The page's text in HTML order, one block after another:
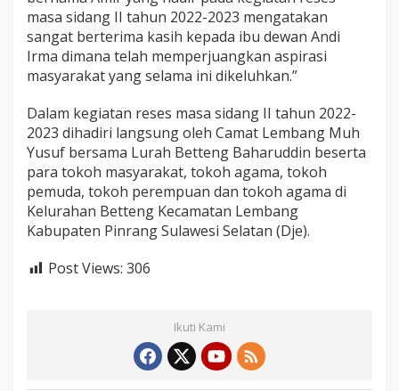
a
n
g
D
a
S
a
m
p
a
i
k
n
a
t
i
masa sidang II tahun 2022-2023 mengatakan
sangat berterima kasih kepada ibu dewan Andi
Irma dimana telah memperjuangkan aspirasi
masyarakat yang selama ini dikeluhkan.”
Dalam kegiatan reses masa sidang II tahun 2022-
2023 dihadiri langsung oleh Camat Lembang Muh
Yusuf bersama Lurah Betteng Baharuddin beserta
para tokoh masyarakat, tokoh agama, tokoh
pemuda, tokoh perempuan dan tokoh agama di
Kelurahan Betteng Kecamatan Lembang
Kabupaten Pinrang Sulawesi Selatan (Dje).
Post Views: 306
Ikuti Kami